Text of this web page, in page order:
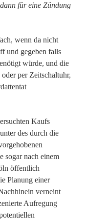
für eine Zündung
wenn da nicht
und gegeben falls
würde, und die
per Zeitschaltuhr,
Kaufs
des durch die
sogar nach einem
öffentlich
Planung einer
verneint
Aufregung